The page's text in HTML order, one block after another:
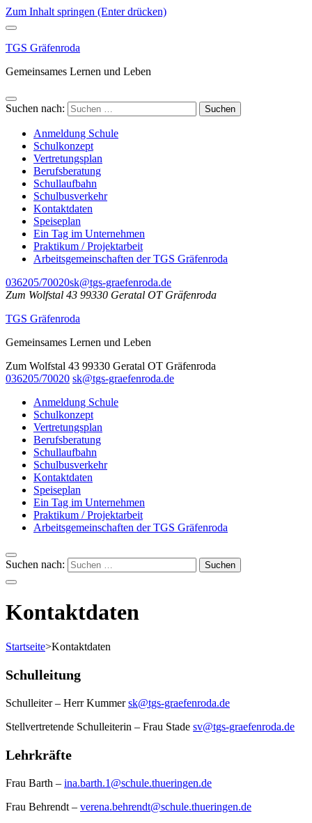
Zum Inhalt springen (Enter drücken)
TGS Gräfenroda
Gemeinsames Lernen und Leben
Suchen nach:
Anmeldung Schule
Schulkonzept
Vertretungsplan
Berufsberatung
Schullaufbahn
Schulbusverkehr
Kontaktdaten
Speiseplan
Ein Tag im Unternehmen
Praktikum / Projektarbeit
Arbeitsgemeinschaften der TGS Gräfenroda
036205/70020sk@tgs-graefenroda.de
Zum Wolfstal 43 99330 Geratal OT Gräfenroda
TGS Gräfenroda
Gemeinsames Lernen und Leben
Zum Wolfstal 43 99330 Geratal OT Gräfenroda
036205/70020 sk@tgs-graefenroda.de
Anmeldung Schule
Schulkonzept
Vertretungsplan
Berufsberatung
Schullaufbahn
Schulbusverkehr
Kontaktdaten
Speiseplan
Ein Tag im Unternehmen
Praktikum / Projektarbeit
Arbeitsgemeinschaften der TGS Gräfenroda
Suchen nach:
Kontaktdaten
Startseite>Kontaktdaten
Schulleitung
Schulleiter – Herr Kummersk@tgs-graefenroda.de
Stellvertretende Schulleiterin – Frau Stade sv@tgs-graefenroda.de
Lehrkräfte
Frau Barth – ina.barth.1@schule.thueringen.de
Frau Behrendt – verena.behrendt@schule.thueringen.de